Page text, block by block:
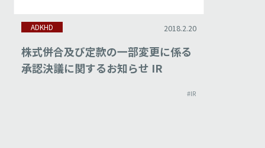
ADKHD 2018.2.20
株式併合及び定款の一部変更に係る
承認決議に関するお知らせ IR
#IR